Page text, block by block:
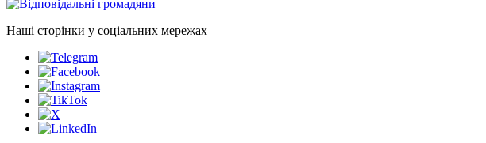
Наші сторінки у соціальних мережах